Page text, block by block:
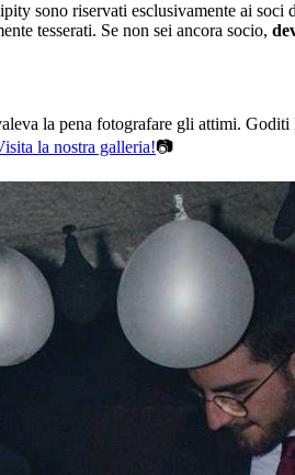
sono riservati esclusivamente ai
tesserati. Se non sei ancora socio,
la pena fotografare gli attimi.
la nostra galleria!📷